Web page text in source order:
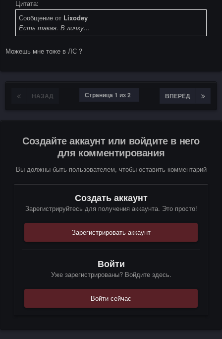
Цитата:
Сообщение от Lixodey
Есть такая. В личку...
Можешь мне тоже в ЛС ?
НАЗАД ВПЕРЁД
Страница 1 из 2
Создайте аккаунт или войдите в него
для комментирования
Вы должны быть пользователем, чтобы оставить комментарий
Создать аккаунт
Зарегистрируйтесь для получения аккаунта. Это просто!
Зарегистрировать аккаунт
Войти
Уже зарегистрированы? Войдите здесь.
Войти сейчас